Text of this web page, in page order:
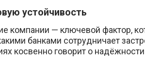
устойчивость
компании — ключевой фактор,
банками сотрудничает
косвенно говорит о